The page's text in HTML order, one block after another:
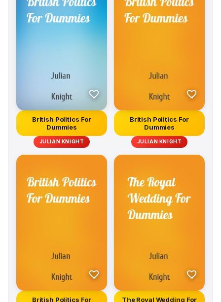
British Politics For
Dummies
JULIAN KNIGHT
British Politics For
Dummies
JULIAN KNIGHT
British Politics For
The Royal Wedding For